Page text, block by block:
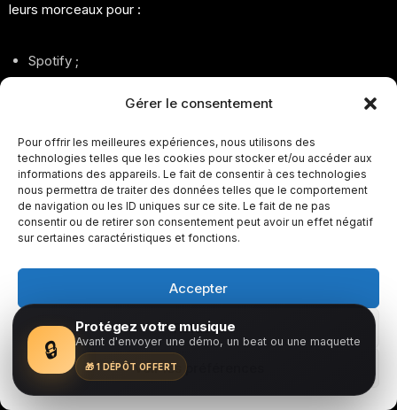
Gérer le consentement
Pour offrir les meilleures expériences, nous utilisons des
technologies telles que les cookies pour stocker et/ou accéder aux
informations des appareils. Le fait de consentir à ces technologies
nous permettra de traiter des données telles que le comportement
de navigation ou les ID uniques sur ce site. Le fait de ne pas
consentir ou de retirer son consentement peut avoir un effet négatif
sur certaines caractéristiques et fonctions.
Accepter
Refuser
Voir les préférences
leurs morceaux pour :
Spotify ;
Apple Music ;
SoundCloud.
Le home studio moderne est devenu un véritable outil de
développement artistique
Les artistes indépendants travaillent désormais :
🔒
Protégez votre musique
Avant d'envoyer une démo, un beat ou une maquette
🎁 1 DÉPÔT OFFERT